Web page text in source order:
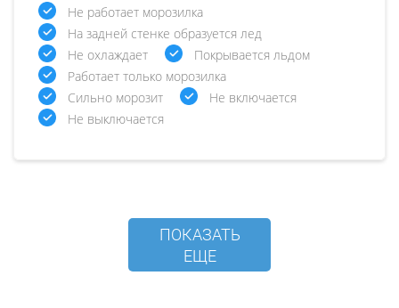
Не работает морозилка
На задней стенке образуется лед
Не охлаждает
Покрывается льдом
Работает только морозилка
Сильно морозит
Не включается
Не выключается
ПОКАЗАТЬ
ЕЩЕ